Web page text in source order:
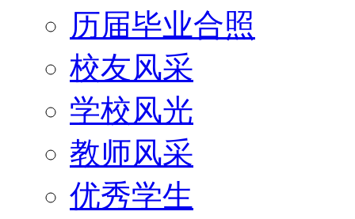
历届毕业合照
校友风采
学校风光
教师风采
优秀学生